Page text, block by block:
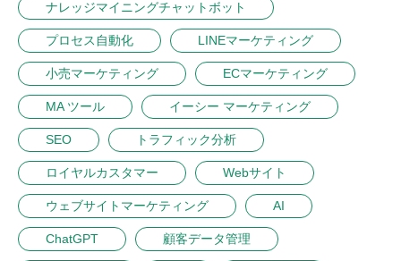
ナレッジマイニングチャットボット
プロセス自動化 LINEマーケティング
小売マーケティング ECマーケティング
MA ツール イーシー マーケティング
SEO トラフィック分析
ロイヤルカスタマー Webサイト
ウェブサイトマーケティング AI
ChatGPT 顧客データ管理